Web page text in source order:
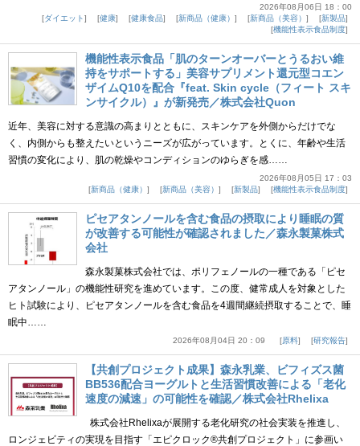
2026年08月06日 18：00
ダイエット
健康 健康食品 新商品（健康） 新商品（美容）
新製品
機能性表示食品制度
機能性表示食品「肌のターンオーバーとうるおい維
持をサポートする」美容サプリメント還元型コエン
ザイムQ10を配合『feat. Skin cycle（フィート スキ
ンサイクル）』が新発売／株式会社Quon
近年、美容に対する意識の高まりとともに、スキンケアを外側からだけでな
く、内側からも整えたいというニーズが広がっています。とくに、年齢や生活
習慣の変化により、肌の乾燥やコンディションのゆらぎを感……
2026年08月05日 17：03
新商品（健康）
新商品（美容） 新製品 機能性表示食品制度
ピセアタンノールを含む食品の摂取により睡眠の質
が改善する可能性が確認されました／森永製菓株式
会社
森永製菓株式会社では、ポリフェノールの一種である「ピセ
アタンノール」の機能性研究を進めています。この度、健常成人を対象とした
ヒト試験により、ピセアタンノールを含む食品を4週間継続摂取することで、睡
眠中……
2026年08月04日 20：09 原料 研究報告
【共創プロジェクト成果】森永乳業、ビフィズス菌
BB536配合ヨーグルトと生活習慣改善による「老化
速度の減速」の可能性を確認／株式会社Rhelixa
株式会社Rhelixaが展開する老化研究の社会実装を推進し、
ロンジェビティの実現を目指す「エピクロック®共創プロジェクト」に参画い